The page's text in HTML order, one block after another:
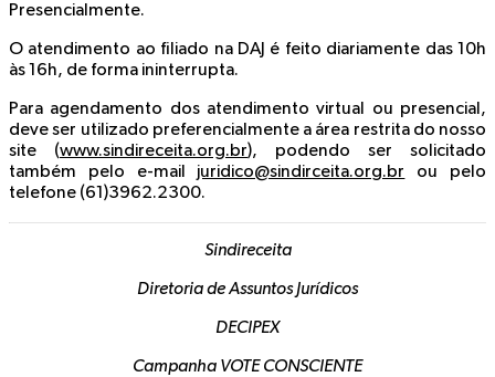
Presencialmente.
O atendimento ao filiado na DAJ é feito diariamente das 10h
às 16h, de forma ininterrupta.
Para agendamento dos atendimento virtual ou presencial,
deve ser utilizado preferencialmente a área restrita do nosso
site (www.sindireceita.org.br), podendo ser solicitado
também pelo e-mail juridico@sindirceita.org.br ou pelo
telefone (61)3962.2300.
Sindireceita
Diretoria de Assuntos Jurídicos
DECIPEX
Campanha VOTE CONSCIENTE